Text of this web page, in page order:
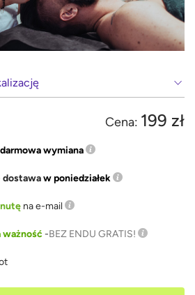
Cena: 199 zł
wymiana
dostawaw poniedziałek
na e-mail
ważność-BEZ ENDU GRATIS!